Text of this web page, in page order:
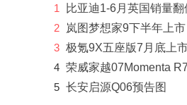
法拉利
方程豹
飞凡汽车
丰田
1
比亚迪1-6月英国销量翻
2
岚图梦想家9下半年上市
3 极氪9X五座版7月底上
4 荣威家越07Momenta R7
5 长安启源Q06预告图